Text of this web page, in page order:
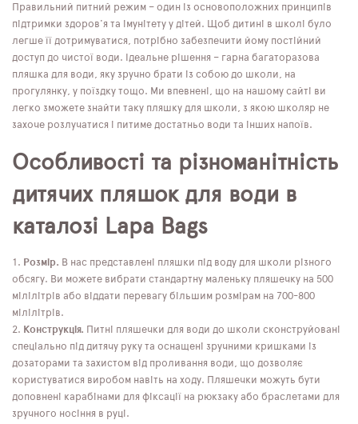
Правильний питний режим – один із основоположних принципів
підтримки здоров'я та імунітету у дітей. Щоб дитині в школі було
легше її дотримуватися, потрібно забезпечити йому постійний
доступ до чистої води. Ідеальне рішення – гарна багаторазова
пляшка для води, яку зручно брати із собою до школи, на
прогулянку, у поїздку тощо. Ми впевнені, що на нашому сайті ви
легко зможете знайти таку пляшку для школи, з якою школяр не
захоче розлучатися і питиме достатньо води та інших напоїв.
Особливості та різноманітність
дитячих пляшок для води в
каталозі Lapa Bags
Розмір. В нас представлені пляшки під воду для школи різного
обсягу. Ви можете вибрати стандартну маленьку пляшечку на 500
мілілітрів або віддати перевагу більшим розмірам на 700-800
мілілітрів.
Конструкція. Питні пляшечки для води до школи сконструйовані
спеціально під дитячу руку та оснащені зручними кришками із
дозаторами та захистом від проливання води, що дозволяє
користуватися виробом навіть на ходу. Пляшечки можуть бути
доповнені карабінами для фіксації на рюкзаку або браслетами для
зручного носіння в руці.